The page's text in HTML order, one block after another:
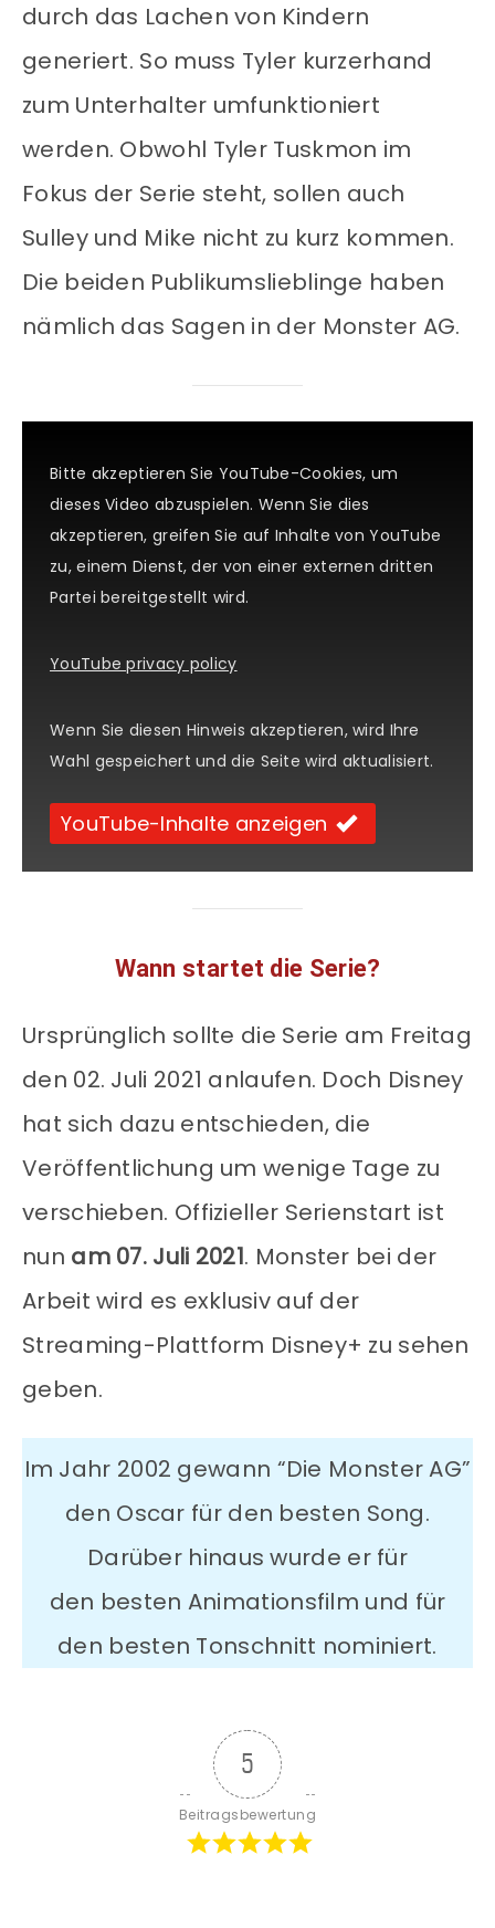
durch das Lachen von Kindern
generiert. So muss Tyler kurzerhand
zum Unterhalter umfunktioniert
werden. Obwohl Tyler Tuskmon im
Fokus der Serie steht, sollen auch
Sulley und Mike nicht zu kurz kommen.
Die beiden Publikumslieblinge haben
nämlich das Sagen in der Monster AG.
Bitte akzeptieren Sie YouTube-Cookies, um
dieses Video abzuspielen. Wenn Sie dies
akzeptieren, greifen Sie auf Inhalte von YouTube
zu, einem Dienst, der von einer externen dritten
Partei bereitgestellt wird.
YouTube privacy policy
Wenn Sie diesen Hinweis akzeptieren, wird Ihre
Wahl gespeichert und die Seite wird aktualisiert.
YouTube-Inhalte anzeigen
Wann startet die Serie?
Ursprünglich sollte die Serie am Freitag
den 02. Juli 2021 anlaufen. Doch Disney
hat sich dazu entschieden, die
Veröffentlichung um wenige Tage zu
verschieben. Offizieller Serienstart ist
nun am 07. Juli 2021. Monster bei der
Arbeit wird es exklusiv auf der
Streaming-Plattform Disney+ zu sehen
geben.
Im Jahr 2002 gewann “Die Monster AG”
den Oscar für den besten Song.
Darüber hinaus wurde er für
den besten Animationsfilm und für
den besten Tonschnitt nominiert.
5
Beitragsbewertung